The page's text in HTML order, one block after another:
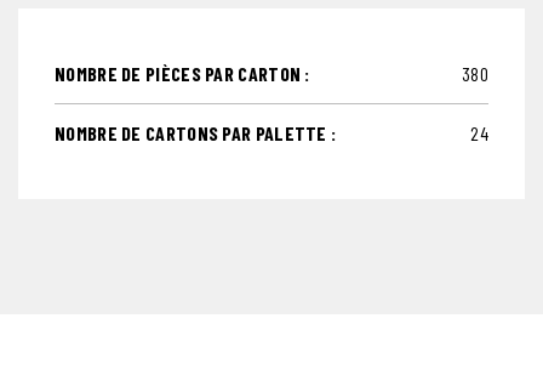
NOMBRE DE PIÈCES PAR CARTON : 380
NOMBRE DE CARTONS PAR PALETTE : 24